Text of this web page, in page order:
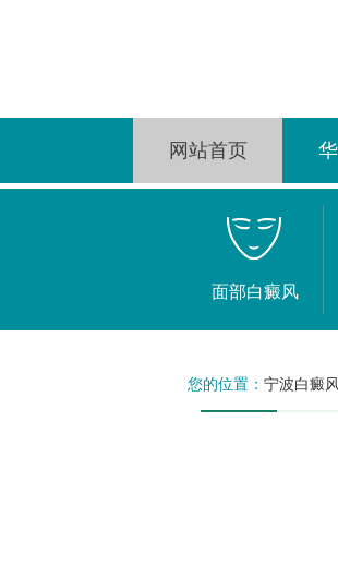
网站首页
面部白癜风
您的位置： 宁波白癜